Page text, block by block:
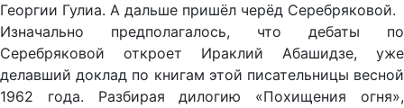
Георгии Гулиа. А дальше пришёл черёд Серебряковой.
Изначально предполагалось, что дебаты по
Серебряковой откроет Ираклий Абашидзе, уже
делавший доклад по книгам этой писательницы весной
1962 года. Разбирая дилогию «Похищения огня»,